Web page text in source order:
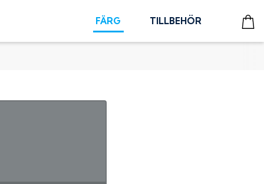
FÄRG TILLBEHÖR